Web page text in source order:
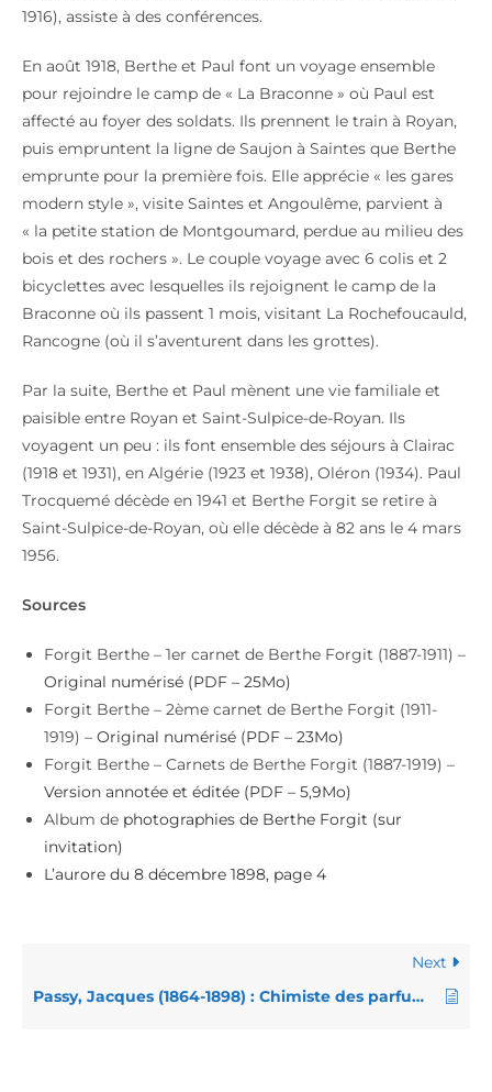
1916), assiste à des conférences.
En août 1918, Berthe et Paul font un voyage ensemble
pour rejoindre le camp de « La Braconne » où Paul est
affecté au foyer des soldats. Ils prennent le train à Royan,
puis empruntent la ligne de Saujon à Saintes que Berthe
emprunte pour la première fois. Elle apprécie « les gares
modern style », visite Saintes et Angoulême, parvient à
« la petite station de Montgoumard, perdue au milieu des
bois et des rochers ». Le couple voyage avec 6 colis et 2
bicyclettes avec lesquelles ils rejoignent le camp de la
Braconne où ils passent 1 mois, visitant La Rochefoucauld,
Rancogne (où il s’aventurent dans les grottes).
Par la suite, Berthe et Paul mènent une vie familiale et
paisible entre Royan et Saint-Sulpice-de-Royan. Ils
voyagent un peu : ils font ensemble des séjours à Clairac
(1918 et 1931), en Algérie (1923 et 1938), Oléron (1934). Paul
Trocquemé décède en 1941 et Berthe Forgit se retire à
Saint-Sulpice-de-Royan, où elle décède à 82 ans le 4 mars
1956.
Sources
Forgit Berthe – 1er carnet de Berthe Forgit (1887-1911) –
Original numérisé (PDF – 25Mo)
Forgit Berthe – 2ème carnet de Berthe Forgit (1911-
1919) – Original numérisé (PDF – 23Mo)
Forgit Berthe – Carnets de Berthe Forgit (1887-1919) –
Version annotée et éditée (PDF – 5,9Mo)
Album de photographies de Berthe Forgit (sur
invitation)
L’aurore du 8 décembre 1898, page 4
Next
Passy, Jacques (1864-1898) : Chimiste des parfums, psychologue et artiste